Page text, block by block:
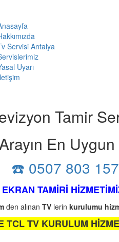
Servisi Antalya
Uyarı
Tamir
En
☎️ 0507 803
TAMİRİ
den alınan TV lerin kurulumu
TCL TV KURULUM